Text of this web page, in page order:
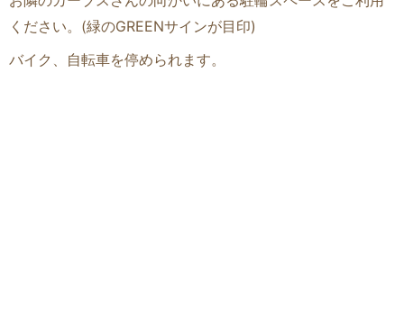
ください。(緑のGREENサインが目印)
バイク、自転車を停められます。